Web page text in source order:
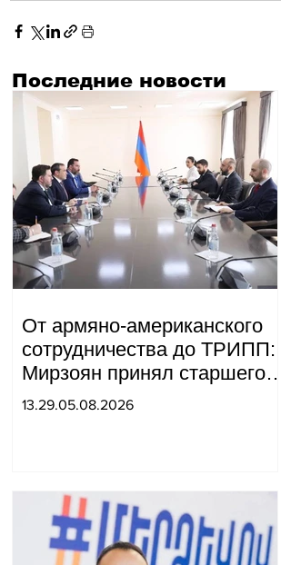
Последние новости
От армяно-американского
сотрудничества до ТРИПП:
Мирзоян принял старшего
советника специального
13.29.05.08.2026